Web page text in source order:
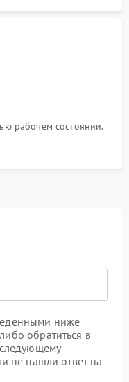
рабочем состоянии.
ниже
обратиться в
не нашли ответ на